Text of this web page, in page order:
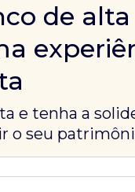
de
e tenha a
o seu